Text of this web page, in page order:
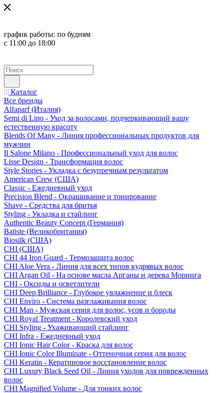
график работы: по будням
с 11:00 до 18:00
Каталог
Все бренды
Alfaparf (Италия)
Semi di Lino - Уход за волосами, подчеркивающий вашу
естественную красоту
Blends Of Many - Линия профессиональных продуктов для
мужчин
Il Salone Milano - Профессиональный уход для волос
Lisse Design - Трансформация волос
Style Stories - Укладка с безупречным результатом
American Crew (США)
Classic - Ежедневный уход
Precision Blend - Окрашивание и тонирование
Shave - Средства для бритья
Styling - Укладка и стайлинг
Authentic Beauty Concept (Германия)
Batiste (Великобритания)
Biosilk (США)
CHI (США)
CHI 44 Iron Guard - Термозащита волос
CHI Aloe Vera - Линия для всех типов кудрявых волос
CHI Argan Oil - На основе масла Арганы и дерева Моринга
CHI - Оксиды и осветлители
CHI Deep Brilliance - Глубокое увлажнение и блеск
CHI Enviro - Система разглаживания волос
CHI Man - Мужская серия для волос, усов и бороды
CHI Royal Treatment - Королевский уход
CHI Styling - Ухаживающий стайлинг
CHI Infra - Ежедневный уход
CHI Ionic Hair Color - Краска для волос
CHI Ionic Color Illuminate - Оттеночная серия для волос
CHI Keratin - Кератиновое восстановление волос
CHI Luxury Black Seed Oil - Линия уходов для поврежденных
волос
CHI Magnified Volume - Для тонких волос